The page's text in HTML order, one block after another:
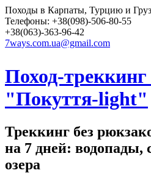
Походы в Карпаты, Турцию и
Телефоны: +38(098)-506-80-55
+38(063)-363-96-42
7ways.com.ua@gmail.com
Поход-
"Покуття-light"
Треккинг без
на 7 дней:
озера